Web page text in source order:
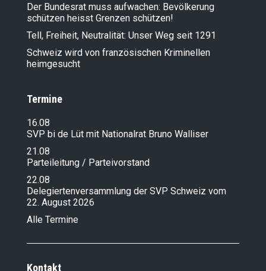
Der Bundesrat muss aufwachen: Bevölkerung
schützen heisst Grenzen schützen!
Tell, Freiheit, Neutralität: Unser Weg seit 1291
Schweiz wird von französischen Kriminellen
heimgesucht
Termine
16.08
SVP bi de Lüt mit Nationalrat Bruno Walliser
21.08
Parteileitung / Parteivorstand
22.08
Delegiertenversammlung der SVP Schweiz vom
22. August 2026
Alle Termine
Kontakt